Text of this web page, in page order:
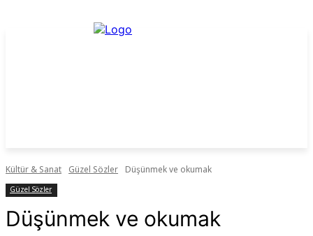
Kültür & Sanat Güzel Sözler Düşünmek ve okumak
Güzel Sözler
Düşünmek ve okumak